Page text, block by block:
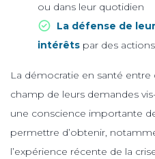
ou dans leur quotidien
La défense de
intérêts par des
La démocratie en santé
champ de leurs demandes
une conscience importante
permettre d’obtenir,
l’expérience récente de la